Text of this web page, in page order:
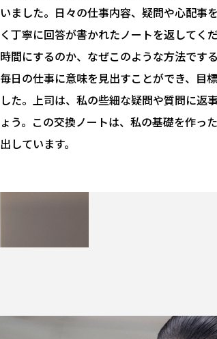
いました。日々の仕事内容、疑問や心配事
く丁寧に回答が書かれたノートを返してく
時間にするのか、なぜこのような方法です
毎日の仕事に意味を見出すことができ、目
した。上司は、私の些細な疑問や質問に返
ょう。この交換ノートは、私の基礎を作っ
出しています。